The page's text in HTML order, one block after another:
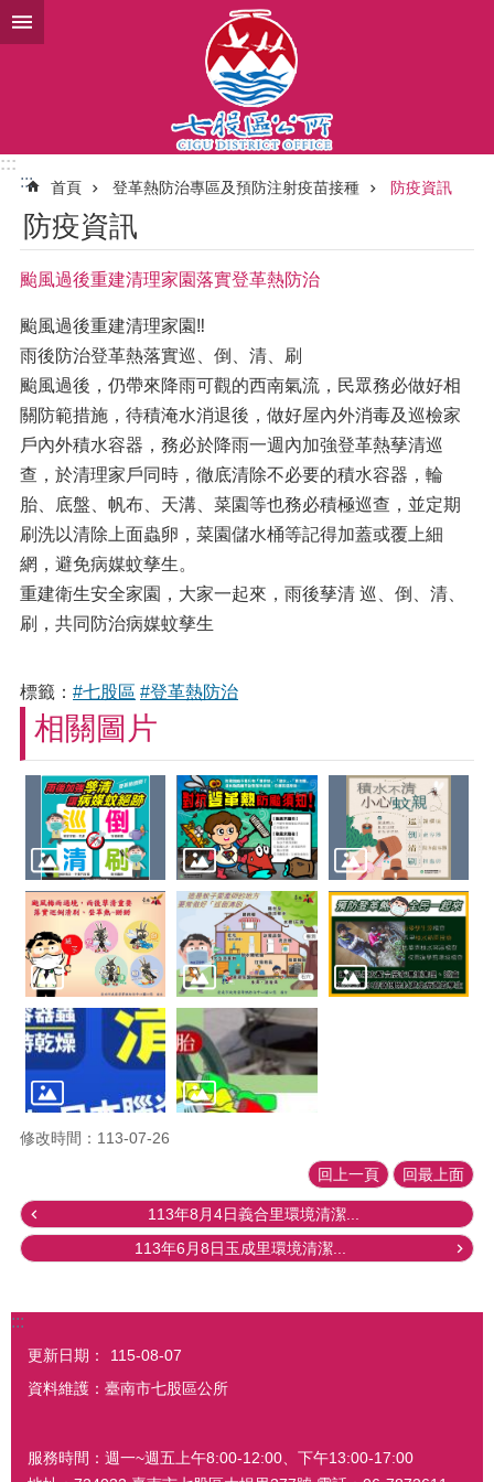
跳到主要內容區塊
:::
:::
首頁 登革熱防治專區及預防注射疫苗接種 防疫資訊
防疫資訊
颱風過後重建清理家園落實登革熱防治
颱風過後重建清理家園‼️
雨後防治登革熱落實巡、倒、清、刷
颱風過後，仍帶來降雨可觀的西南氣流，民眾務必做好相
關防範措施，待積淹水消退後，做好屋內外消毒及巡檢家
戶內外積水容器，務必於降雨一週內加強登革熱孶清巡
查，於清理家戶同時，徹底清除不必要的積水容器，輪
胎、底盤、帆布、天溝、菜園等也務必積極巡查，並定期
刷洗以清除上面蟲卵，菜園儲水桶等記得加蓋或覆上細
網，避免病媒蚊孳生。
重建衛生安全家園，大家一起來，雨後孶清 巡、倒、清、
刷，共同防治病媒蚊孳生
標籤： #七股區 #登革熱防治
相關圖片
修改時間：113-07-26
回上一頁 回最上面
113年8月4日義合里環境清潔...
113年6月8日玉成里環境清潔...
:::
更新日期：
115-08-07
資料維護：臺南市七股區公所
服務時間：週一~週五上午8:00-12:00、下午13:00-17:00